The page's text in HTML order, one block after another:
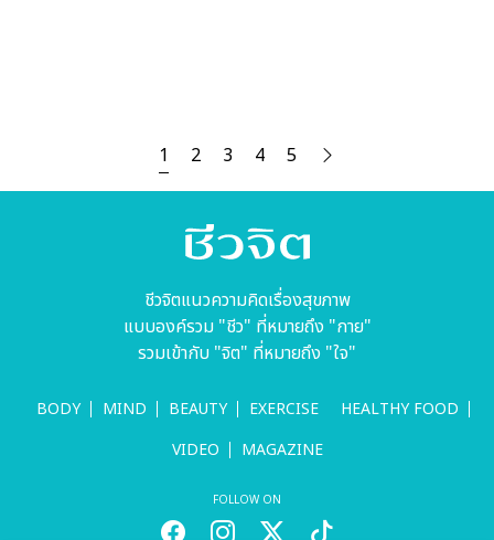
1 2 3 4 5
ชีวจิตแนวความคิดเรื่องสุขภาพ
แบบองค์รวม "ชีว" ที่หมายถึง "กาย"
รวมเข้ากับ "จิต" ที่หมายถึง "ใจ"
BODY MIND BEAUTY EXERCISE
HEALTHY FOOD
VIDEO
MAGAZINE
FOLLOW ON